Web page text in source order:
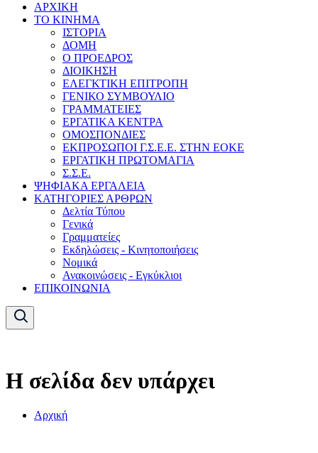
ΑΡΧΙΚΗ
ΤΟ ΚΙΝΗΜΑ
ΙΣΤΟΡΙΑ
ΔΟΜΗ
Ο ΠΡΟΕΔΡΟΣ
ΔΙΟΙΚΗΣΗ
ΕΛΕΓΚΤΙΚΗ ΕΠΙΤΡΟΠΗ
ΓΕΝΙΚΟ ΣΥΜΒΟΥΛΙΟ
ΓΡΑΜΜΑΤΕΙΕΣ
ΕΡΓΑΤΙΚΑ ΚΕΝΤΡΑ
ΟΜΟΣΠΟΝΔΙΕΣ
ΕΚΠΡΟΣΩΠΟΙ Γ.Σ.Ε.Ε. ΣΤΗΝ ΕΟΚΕ
ΕΡΓΑΤΙΚΗ ΠΡΩΤΟΜΑΓΙΑ
Σ.Σ.Ε.
ΨΗΦΙΑΚΑ ΕΡΓΑΛΕΙΑ
ΚΑΤΗΓΟΡΙΕΣ ΑΡΘΡΩΝ
Δελτία Τύπου
Γενικά
Γραμματείες
Εκδηλώσεις - Κινητοποιήσεις
Νομικά
Ανακοινώσεις - Εγκύκλιοι
ΕΠΙΚΟΙΝΩΝΙΑ
Η σελίδα δεν υπάρχει
Αρχική